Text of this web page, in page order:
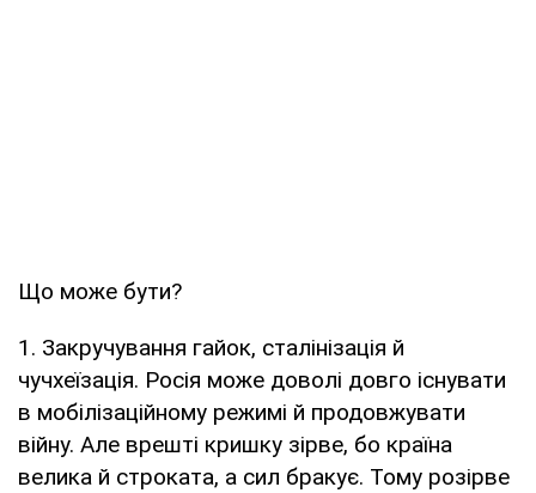
Що може бути?
1. Закручування гайок, сталінізація й
чучхеїзація. Росія може доволі довго існувати
в мобілізаційному режимі й продовжувати
війну. Але врешті кришку зірве, бо країна
велика й строката, а сил бракує. Тому розірве